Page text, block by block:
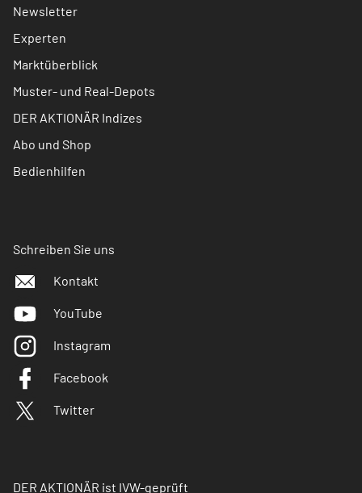
Newsletter
Experten
Marktüberblick
Muster- und Real-Depots
DER AKTIONÄR Indizes
Abo und Shop
Bedienhilfen
Schreiben Sie uns
Kontakt
YouTube
Instagram
Facebook
Twitter
DER AKTIONÄR ist IVW-geprüft